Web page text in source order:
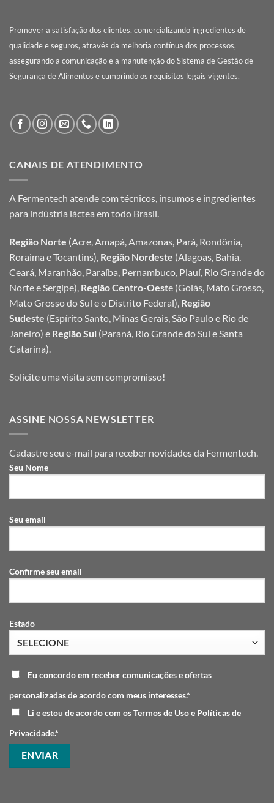
Promover a satisfação dos clientes, comercializando ingredientes de
qualidade e seguros, através da melhoria contínua dos processos,
assegurando a comunicação e a manutenção do Sistema de Gestão de
Segurança de Alimentos e cumprindo os requisitos legais vigentes.
CANAIS DE ATENDIMENTO
A Fermentech atende com técnicos, insumos e ingredientes
para indústria láctea em todo Brasil.
Região Norte (Acre, Amapá, Amazonas, Pará, Rondônia,
Roraima e Tocantins), Região Nordeste (Alagoas, Bahia,
Ceará, Maranhão, Paraíba, Pernambuco, Piauí, Rio Grande do
Norte e Sergipe), Região Centro-Oeste (Goiás, Mato Grosso,
Mato Grosso do Sul e o Distrito Federal), Região
Sudeste (Espírito Santo, Minas Gerais, São Paulo e Rio de
Janeiro) e Região Sul (Paraná, Rio Grande do Sul e Santa
Catarina).
Solicite uma visita sem compromisso!
ASSINE NOSSA NEWSLETTER
Cadastre seu e-mail para receber novidades da Fermentech.
Seu Nome
Seu email
Confirme seu email
Estado
Eu concordo em receber comunicações e ofertas
personalizadas de acordo com meus interesses.*
Li e estou de acordo com os Termos de Uso e Políticas de
Privacidade.*